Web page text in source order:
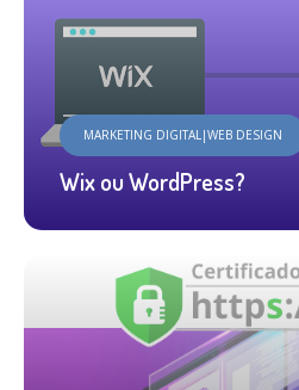
MARKETING DIGITAL|WEB DESIGN
Wix ou WordPress?